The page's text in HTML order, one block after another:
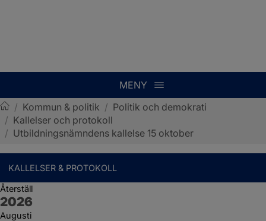
MENY
Sotenäs kommun
/ Kommun & politik / Politik och demokrati
/ Kallelser och protokoll
/ Utbildningsnämndens kallelse 15 oktober
KALLELSER & PROTOKOLL
Återställ
År:
2026
Augusti